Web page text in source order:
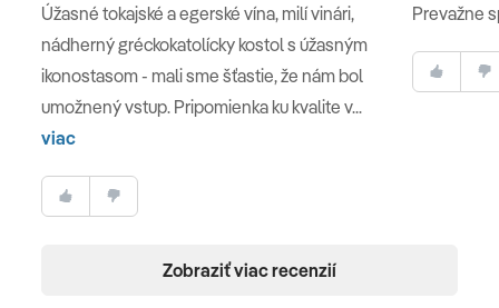
Úžasné tokajské a egerské vína, milí vinári,
nádherný gréckokatolícky kostol s úžasným
ikonostasom - mali sme šťastie, že nám bol
umožnený vstup. Pripomienka ku kvalite v...
viac
Prevažne
Zobraziť viac recenzií